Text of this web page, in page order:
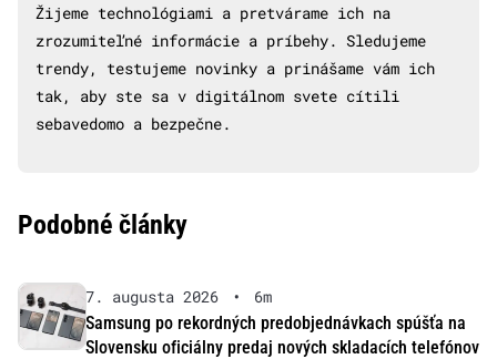
Žijeme technológiami a pretvárame ich na
zrozumiteľné informácie a príbehy. Sledujeme
trendy, testujeme novinky a prinášame vám ich
tak, aby ste sa v digitálnom svete cítili
sebavedomo a bezpečne.
Podobné články
7. augusta 2026 •
6m
Samsung po rekordných predobjednávkach spúšťa na
Slovensku oficiálny predaj nových skladacích telefónov